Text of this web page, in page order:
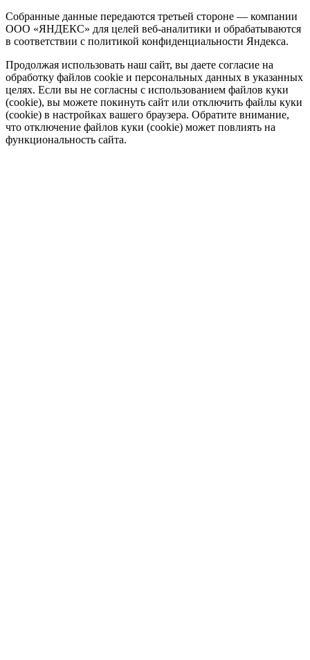
Собранные данные передаются третьей стороне — компании
ООО «ЯНДЕКС» для целей веб-аналитики и обрабатываются
в соответствии с политикой конфиденциальности Яндекса.
Продолжая использовать наш сайт, вы даете согласие на
обработку файлов cookie и персональных данных в указанных
целях. Если вы не согласны с использованием файлов куки
(cookie), вы можете покинуть сайт или отключить файлы куки
(cookie) в настройках вашего браузера. Обратите внимание,
что отключение файлов куки (cookie) может повлиять на
функциональность сайта.